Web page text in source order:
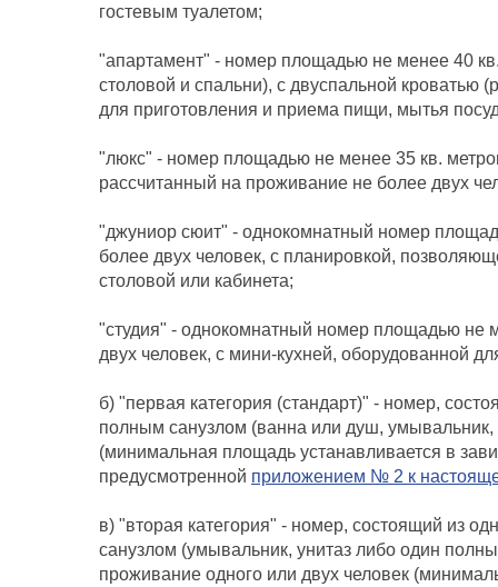
гостевым туалетом;
"апартамент" - номер площадью не менее 40
столовой и спальни), с двуспальной
для приготовления и приема пищи, мытья
"люкс" - номер площадью не менее 35 кв.
рассчитанный на проживание не более двух
"джуниор сюит" - однокомнатный номер
более двух человек, с планировкой,
столовой или кабинета;
"студия" - однокомнатный номер площадью не
двух человек, с мини-кухней, оборудованной
б) "первая категория (стандарт)" - номер,
полным санузлом (ванна или душ, умывальник,
(минимальная площадь устанавливается в
предусмотренной приложением № 2 к
в) "вторая категория" - номер, состоящий из
санузлом (умывальник, унитаз либо один
проживание одного или двух человек